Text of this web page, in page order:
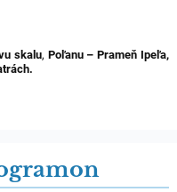
skalu, Poľanu – Prameň Ipeľa,